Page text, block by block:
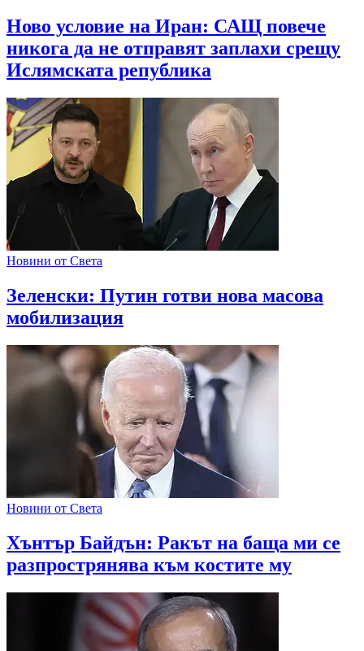
Ново условие на Иран: САЩ повече
никога да не отправят заплахи срещу
Ислямската република
Новини от Света
Зеленски: Путин готви нова масова
мобилизация
Новини от Света
Хънтър Байдън: Ракът на баща ми се
разпрострянява към костите му